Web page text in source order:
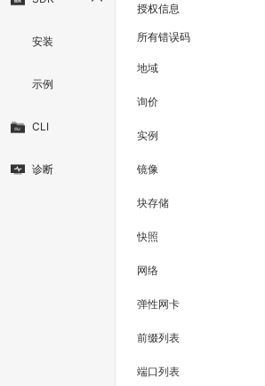
安装
示例
CLI
诊断
授权信息
所有错误码
地域
询价
实例
镜像
块存储
快照
网络
弹性网卡
前缀列表
端口列表